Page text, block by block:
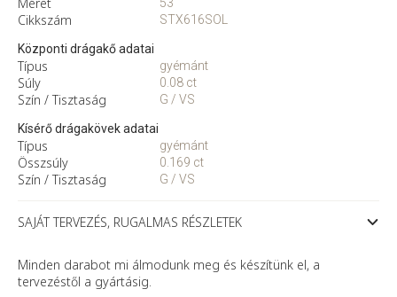
Cikkszám
STX616SOL
Központi drágakő adatai
Típus
Súly
Szín / Tisztaság
gyémánt
0.08 ct
G / VS
Kísérő drágakövek adatai
Típus
Összsúly
Szín / Tisztaság
gyémánt
0.169 ct
G / VS
SAJÁT TERVEZÉS, RUGALMAS RÉSZLETEK
Minden darabot mi álmodunk meg és készítünk el, a
tervezéstől a gyártásig.